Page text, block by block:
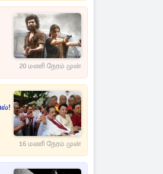
20 மணி நேரம் முன்
16 மணி நேரம் முன்